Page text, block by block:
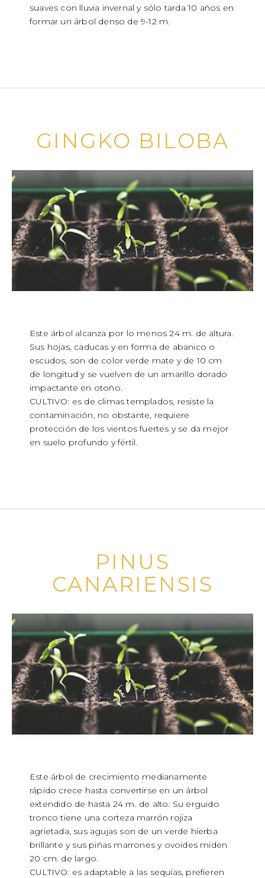
suaves con lluvia invernal y sólo tarda 10 años en
formar un árbol denso de 9-12 m.
GINGKO BILOBA
Este árbol alcanza por lo menos 24 m. de altura.
Sus hojas, caducas y en forma de abanico o
escudos, son de color verde mate y de 10 cm
de longitud y se vuelven de un amarillo dorado
impactante en otoño.
CULTIVO: es de climas templados, resiste la
contaminación, no obstante, requiere
protección de los vientos fuertes y se da mejor
en suelo profundo y fértil.
PINUS
CANARIENSIS
Este árbol de crecimiento medianamente
rápido crece hasta convertirse en un árbol
extendido de hasta 24 m. de alto. Su erguido
tronco tiene una corteza marrón rojiza
agrietada, sus agujas son de un verde hierba
brillante y sus piñas marrones y ovoides miden
20 cm. de largo.
CULTIVO: es adaptable a las sequías, prefieren